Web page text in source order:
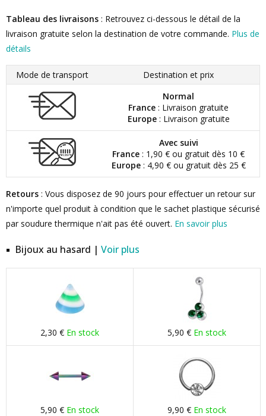
Tableau des livraisons : Retrouvez ci-dessous le détail de la
livraison gratuite selon la destination de votre commande. Plus de
détails
Mode de transport
Destination et prix
Normal
France : Livraison gratuite
Europe: Livraison gratuite
Avec suivi
France : 1,90 € ou gratuit dès 10 €
Europe: 4,90 € ou gratuit dès 25 €
Retours : Vous disposez de 90 jours pour effectuer un retour sur
n'importe quel produit à condition que le sachet plastique sécurisé
par soudure thermique n'ait pas été ouvert. En savoir plus
Bijoux au hasard | Voir plus
2,30 € En stock 5,90 € En stock
5,90 € En stock 9,90 € En stock